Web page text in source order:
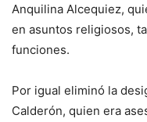
Anquilina Alcequiez,
en asuntos religiosos,
funciones.
Por igual eliminó la
Calderón, quien era